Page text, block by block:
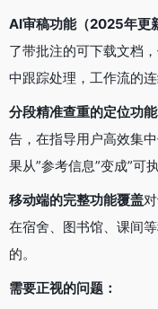
AI审稿功能（2025年更
了带批注的可下载文档
中跟踪处理，工作流的连
分段精准查重的定位功能
告，在指导用户高效集
果从”参考信息”变成”可
移动端的完整功能覆盖
在宿舍、图书馆、课间
的。
需要正视的问题：